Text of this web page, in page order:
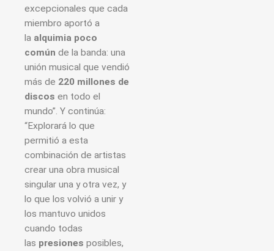
excepcionales que cada
miembro aportó a
la alquimia poco
común de la banda: una
unión musical que vendió
más de 220 millones de
discos en todo el
mundo”. Y continúa:
“Explorará lo que
permitió a esta
combinación de artistas
crear una obra musical
singular una y otra vez, y
lo que los volvió a unir y
los mantuvo unidos
cuando todas
las presiones posibles,